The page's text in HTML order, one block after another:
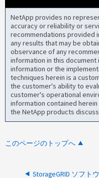
NetApp provides no
accuracy or reliability or
recommendations provided
any results that may be
observance of any
information in this document
information or the
techniques herein is a
the customer's ability to
customer's operational
information contained
the NetApp products
このページのトップへ